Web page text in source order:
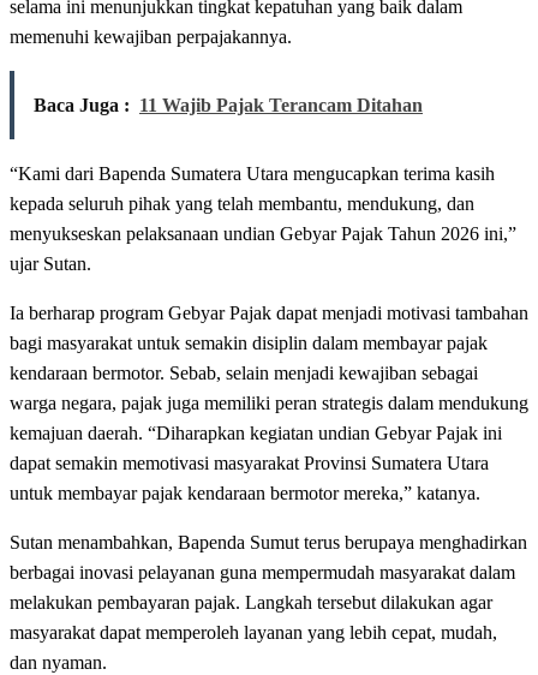
selama ini menunjukkan tingkat kepatuhan yang baik dalam
memenuhi kewajiban perpajakannya.
Baca Juga : 11 Wajib Pajak Terancam Ditahan
“Kami dari Bapenda Sumatera Utara mengucapkan terima kasih
kepada seluruh pihak yang telah membantu, mendukung, dan
menyukseskan pelaksanaan undian Gebyar Pajak Tahun 2026 ini,”
ujar Sutan.
Ia berharap program Gebyar Pajak dapat menjadi motivasi tambahan
bagi masyarakat untuk semakin disiplin dalam membayar pajak
kendaraan bermotor. Sebab, selain menjadi kewajiban sebagai
warga negara, pajak juga memiliki peran strategis dalam mendukung
kemajuan daerah. “Diharapkan kegiatan undian Gebyar Pajak ini
dapat semakin memotivasi masyarakat Provinsi Sumatera Utara
untuk membayar pajak kendaraan bermotor mereka,” katanya.
Sutan menambahkan, Bapenda Sumut terus berupaya menghadirkan
berbagai inovasi pelayanan guna mempermudah masyarakat dalam
melakukan pembayaran pajak. Langkah tersebut dilakukan agar
masyarakat dapat memperoleh layanan yang lebih cepat, mudah,
dan nyaman.